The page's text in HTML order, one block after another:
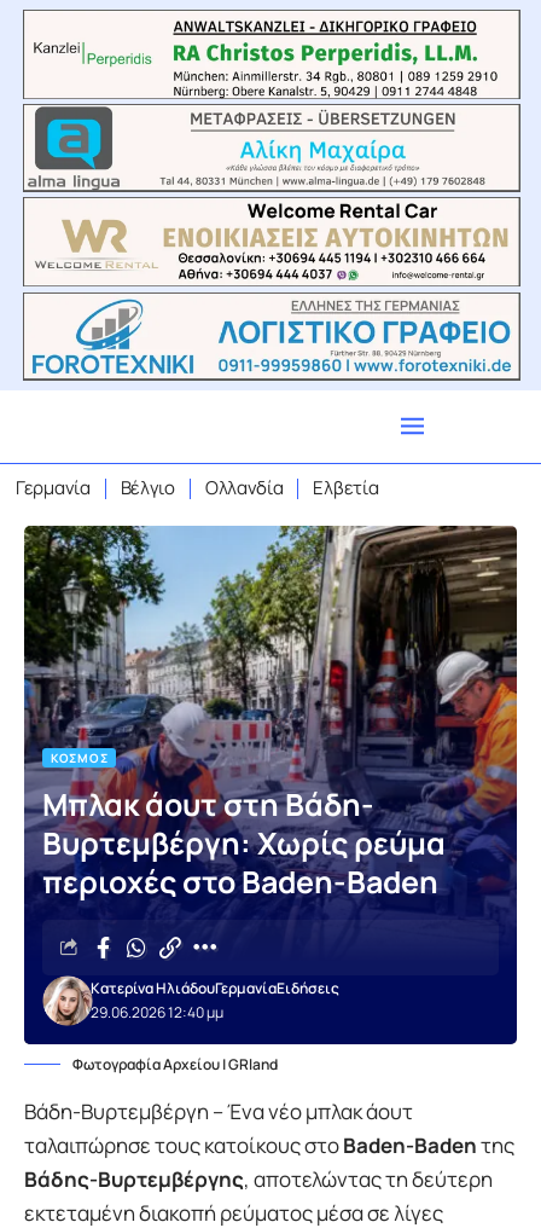
Γερμανία Βέλγιο Ολλανδία Ελβετία
ΚΌΣΜΟΣ
Μπλακ άουτ στη Βάδη-
Βυρτεμβέργη: Χωρίς ρεύμα
περιοχές στο Baden-Baden
29.06.2026 12:40 μμ
Κατερίνα ΗλιάδουΓερμανίαΕιδήσεις
Φωτογραφία Αρχείου | GRland
Βάδη-Βυρτεμβέργη – Ένα νέο μπλακ άουτ
ταλαιπώρησε τους κατοίκους στοBaden-Badenτης
Βάδης-Βυρτεμβέργης, αποτελώντας τη δεύτερη
εκτεταμένη διακοπή ρεύματος μέσα σε λίγες